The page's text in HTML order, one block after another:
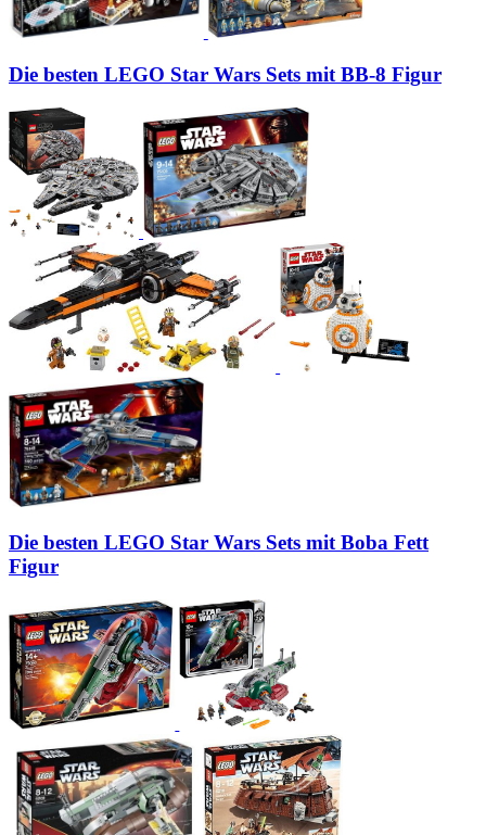
Die besten LEGO Star Wars Sets mit BB-8 Figur
Die besten LEGO Star Wars Sets mit Boba Fett
Figur